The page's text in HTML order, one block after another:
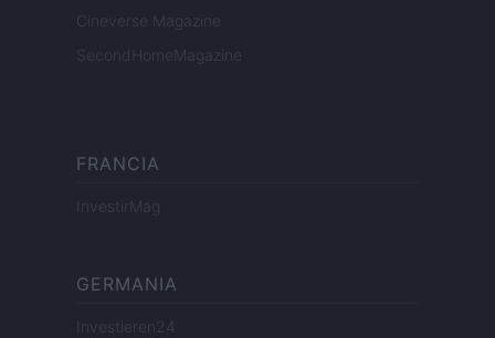
Cineverse Magazine
SecondHomeMagazine
FRANCIA
InvestirMag
GERMANIA
Investieren24